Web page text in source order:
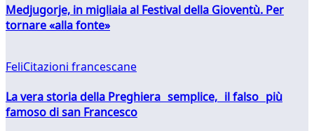
Medjugorje, in migliaia al Festival della Gioventù. Per
tornare «alla fonte»
FeliCitazioni francescane
La vera storia della Preghiera semplice, il falso più
famoso di san Francesco